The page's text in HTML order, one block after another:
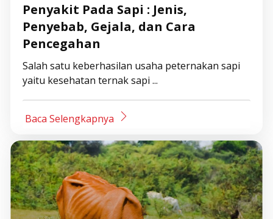
Penyakit Pada Sapi : Jenis,
Penyebab, Gejala, dan Cara
Pencegahan
Salah satu keberhasilan usaha peternakan sapi
yaitu kesehatan ternak sapi ...
Baca Selengkapnya